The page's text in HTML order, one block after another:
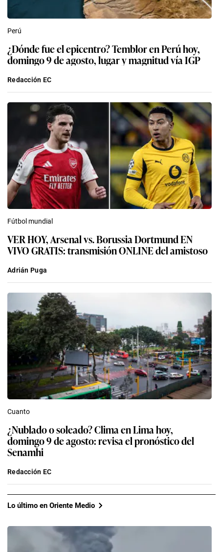
Perú
¿Dónde fue el epicentro? Temblor en Perú hoy,
domingo 9 de agosto, lugar y magnitud vía IGP
Redacción EC
Fútbol mundial
VER HOY, Arsenal vs. Borussia Dortmund EN
VIVO GRATIS: transmisión ONLINE del amistoso
Adrián Puga
Cuanto
¿Nublado o soleado? Clima en Lima hoy,
domingo 9 de agosto: revisa el pronóstico del
Senamhi
Redacción EC
Lo último en Oriente Medio